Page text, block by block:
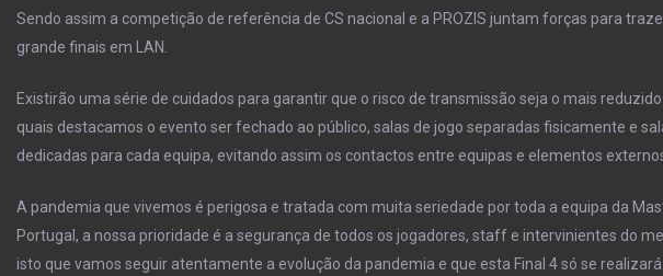
Sendo assim a competição de referência de CS nacional e a PROZIS juntam forças para
grande finais em LAN.
Existirão uma série de cuidados para garantir que o risco de transmissão seja o mais
quais destacamos o evento ser fechado ao público, salas de jogo separadas fisicamente e
dedicadas para cada equipa, evitando assim os contactos entre equipas e elementos
A pandemia que vivemos é perigosa e tratada com muita seriedade por toda a equipa da
Portugal, a nossa prioridade é a segurança de todos os jogadores, staff e intervinientes do
isto que vamos seguir atentamente a evolução da pandemia e que esta Final 4 só se realizará